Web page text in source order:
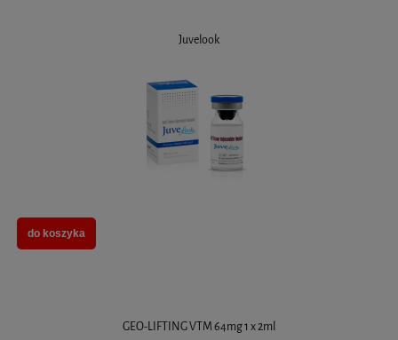
Juvelook
do koszyka
GEO-LIFTING VTM 64mg 1 x 2ml